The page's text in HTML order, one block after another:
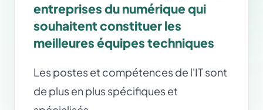
entreprises du numérique qui
souhaitent constituer les
meilleures équipes techniques
Les postes et compétences de l'IT sont
de plus en plus spécifiques et